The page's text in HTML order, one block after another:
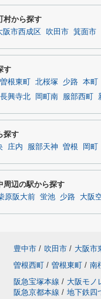
村から探す
阪市西成区 吹田市 箕面市
す
曽根東町 北桜塚 少路 本町
長興寺北 岡町南 服部西町
探す
庄内 服部天神 曽根 岡町
周辺の駅から探す
原阪大前 蛍池 少路 大阪
豊中市 / 吹田市 / 大阪市
曽根西町 / 曽根東町 / 南
阪急宝塚本線 / 大阪モノ
阪急京都本線 / 地下鉄四